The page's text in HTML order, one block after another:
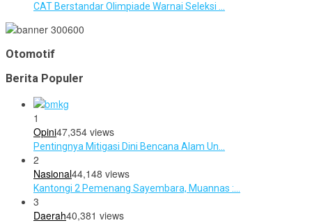
CAT Berstandar Olimpiade Warnai Seleksi …
Otomotif
Berita Populer
1
Opini47,354 views
Pentingnya Mitigasi Dini Bencana Alam Un…
2
Nasional44,148 views
Kantongi 2 Pemenang Sayembara, Muannas :…
3
Daerah40,381 views